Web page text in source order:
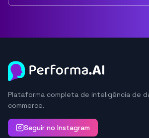
Plataforma completa de inteligência de
commerce.
Seguir no Instagram